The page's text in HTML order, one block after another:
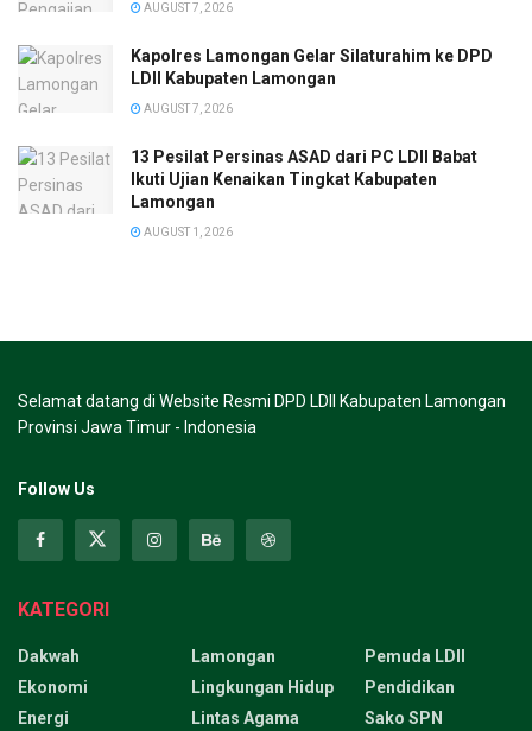
AUGUST 7, 2026
Kapolres Lamongan Gelar Silaturahim ke DPD
LDII Kabupaten Lamongan
AUGUST 7, 2026
13 Pesilat Persinas ASAD dari PC LDII Babat
Ikuti Ujian Kenaikan Tingkat Kabupaten
Lamongan
AUGUST 1, 2026
Selamat datang di Website Resmi DPD LDII Kabupaten Lamongan
Provinsi Jawa Timur - Indonesia
Follow Us
KATEGORI
Dakwah
Ekonomi
Energi
Lamongan
Lingkungan Hidup
Lintas Agama
Pemuda LDII
Pendidikan
Sako SPN